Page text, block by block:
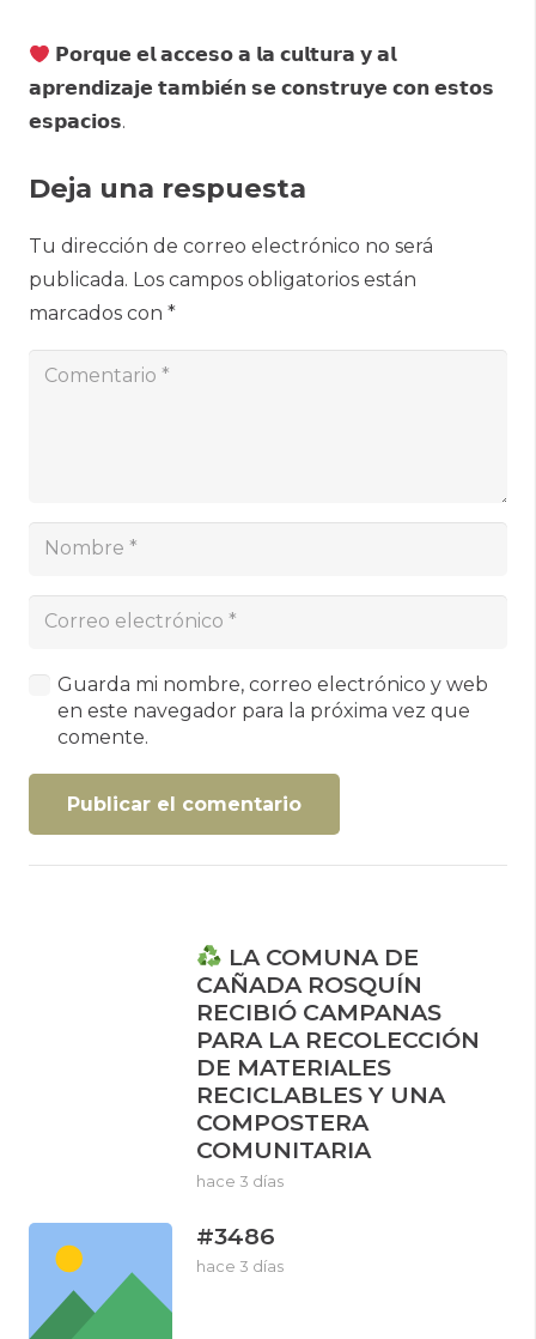
𝗣𝗼𝗿𝗾𝘂𝗲 𝗲𝗹 𝗮𝗰𝗰𝗲𝘀𝗼 𝗮 𝗹𝗮 𝗰𝘂𝗹𝘁𝘂𝗿𝗮 𝘆 𝗮𝗹
𝗮𝗽𝗿𝗲𝗻𝗱𝗶𝘇𝗮𝗷𝗲 𝘁𝗮𝗺𝗯𝗶𝗲́𝗻 𝘀𝗲 𝗰𝗼𝗻𝘀𝘁𝗿𝘂𝘆𝗲 𝗰𝗼𝗻 𝗲𝘀𝘁𝗼𝘀
𝗲𝘀𝗽𝗮𝗰𝗶𝗼𝘀.
Deja una respuesta
Tu dirección de correo electrónico no será
publicada. Los campos obligatorios están
marcados con *
Guarda mi nombre, correo electrónico y web
en este navegador para la próxima vez que
comente.
Publicar el comentario
LA COMUNA DE
CAÑADA ROSQUÍN
RECIBIÓ CAMPANAS
PARA LA RECOLECCIÓN
DE MATERIALES
RECICLABLES Y UNA
COMPOSTERA
COMUNITARIA
hace 3 días
#3486
hace 3 días